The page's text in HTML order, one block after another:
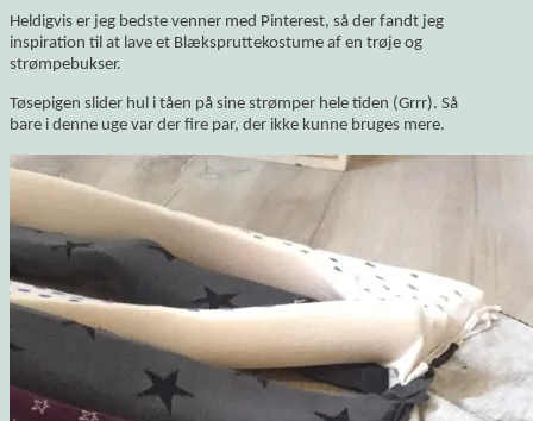
Heldigvis er jeg bedste venner med Pinterest, så der fandt jeg
inspiration til at lave et Blækspruttekostume af en trøje og
strømpebukser.
Tøsepigen slider hul i tåen på sine strømper hele tiden (Grrr). Så
bare i denne uge var der fire par, der ikke kunne bruges mere.